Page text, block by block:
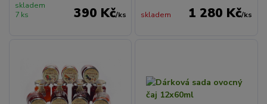
390 Kč/ks
skladem
7 ks
1 280 Kč/ks
skladem